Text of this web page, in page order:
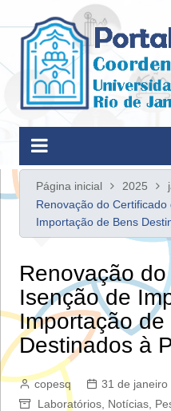
para
conteúdo
Página inicial 2025
Renovação do
Importação de Bens
Renovação
Isenção de
Importação de
Destinados à
copesq 31 de janeiro
Laboratórios, Notícias,